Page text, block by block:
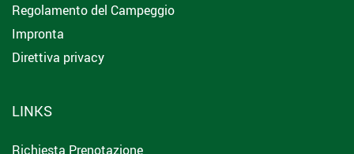
Regolamento del Campeggio
Impronta
Direttiva privacy
LINKS
Richiesta Prenotazione